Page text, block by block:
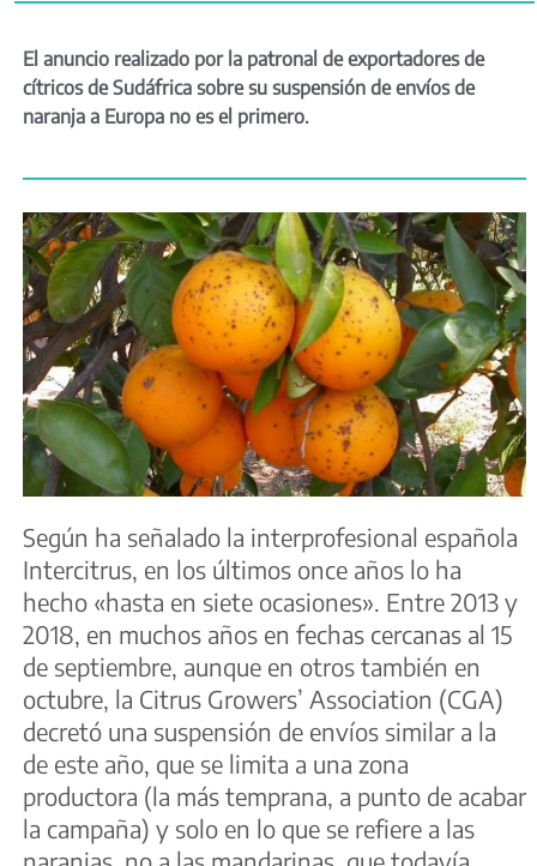
El anuncio realizado por la patronal de exportadores de
cítricos de Sudáfrica sobre su suspensión de envíos de
naranja a Europa no es el primero.
Según ha señalado la interprofesional española
Intercitrus, en los últimos once años lo ha
hecho «hasta en siete ocasiones». Entre 2013 y
2018, en muchos años en fechas cercanas al 15
de septiembre, aunque en otros también en
octubre, la Citrus Growers’ Association (CGA)
decretó una suspensión de envíos similar a la
de este año, que se limita a una zona
productora (la más temprana, a punto de acabar
la campaña) y solo en lo que se refiere a las